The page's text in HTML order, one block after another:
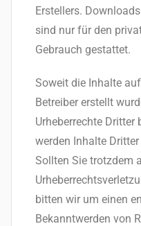
Erstellers.
sind nur für den
Gebrauch gestattet.
Soweit die Inhalte
Betreiber erstellt
Urheberrechte Dritter
werden Inhalte
Sollten Sie trotzdem
bitten wir um einen
Bekanntwerden von